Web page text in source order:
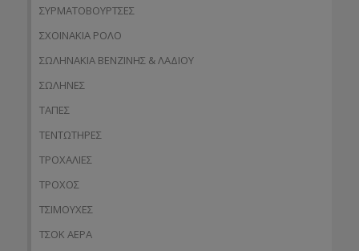
ΣΥΡΜΑΤΟΒΟΥΡΤΣΕΣ
ΣΧΟΙΝΑΚΙΑ ΡΟΛΟ
ΣΩΛΗΝΑΚΙΑ ΒΕΝΖΙΝΗΣ & ΛΑΔΙΟΥ
ΣΩΛΗΝΕΣ
ΤΑΠΕΣ
ΤΕΝΤΩΤΗΡΕΣ
ΤΡΟΧΑΛΙΕΣ
ΤΡΟΧΟΣ
ΤΣΙΜΟΥΧΕΣ
ΤΣΟΚ ΑΕΡΑ